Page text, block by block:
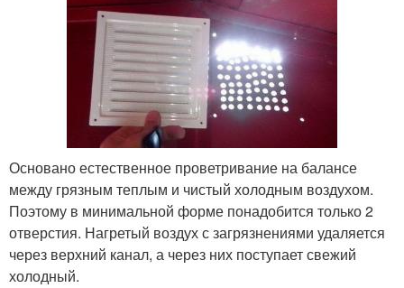
Основано естественное проветривание на балансе
между грязным теплым и чистый холодным воздухом.
Поэтому в минимальной форме понадобится только 2
отверстия. Нагретый воздух с загрязнениями удаляется
через верхний канал, а через них поступает свежий
холодный.